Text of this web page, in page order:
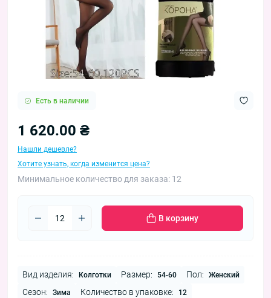
Есть в наличии
1 620.00 ₴
Нашли дешевле?
Хотите узнать, когда изменится цена?
Минимальное количество для заказа: 12
В корзину
Вид изделия: Колготки Размер: 54-60 Пол: Женский
Сезон: Зима Количество в упаковке: 12